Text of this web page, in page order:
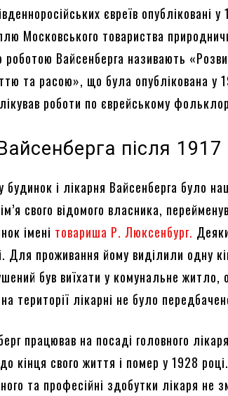
євреїв опубліковані у
Московського товариства
Вайсенберга називають
та расою», що була опублікована у
роботи по єврейському
після 1917
будинок і лікарня Вайсенберга було
свого відомого власника,
імені товариша Р. Люксенбург.
Для проживання йому виділили одну
був виїхати у комунальне житло,
території лікарні не було
працював на посаді головного
кінця свого життя і помер у 1928
та професійні здобутки лікаря не